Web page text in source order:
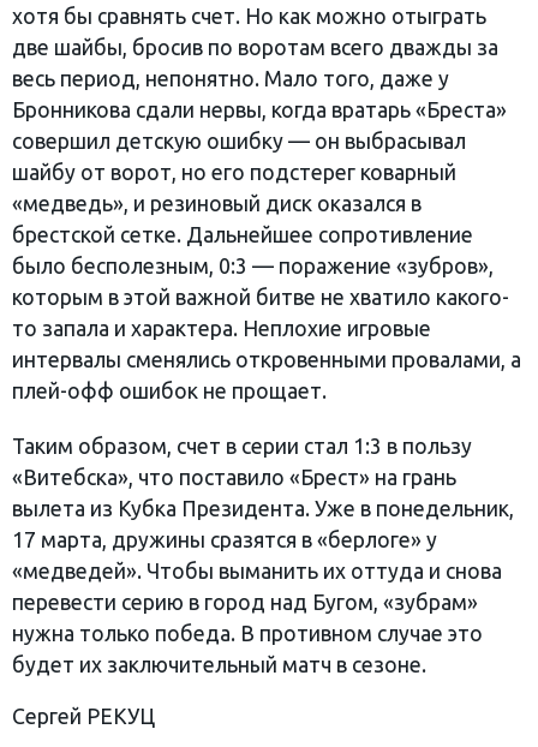
хотя бы сравнять счет. Но как можно отыграть
две шайбы, бросив по воротам всего дважды за
весь период, непонятно. Мало того, даже у
Бронникова сдали нервы, когда вратарь «Бреста»
совершил детскую ошибку — он выбрасывал
шайбу от ворот, но его подстерег коварный
«медведь», и резиновый диск оказался в
брестской сетке. Дальнейшее сопротивление
было бесполезным, 0:3 — поражение «зубров»,
которым в этой важной битве не хватило какого-
то запала и характера. Неплохие игровые
интервалы сменялись откровенными провалами, а
плей-офф ошибок не прощает.
Таким образом, счет в серии стал 1:3 в пользу
«Витебска», что поставило «Брест» на грань
вылета из Кубка Президента. Уже в понедельник,
17 марта, дружины сразятся в «берлоге» у
«медведей». Чтобы выманить их оттуда и снова
перевести серию в город над Бугом, «зубрам»
нужна только победа. В противном случае это
будет их заключительный матч в сезоне.
Сергей РЕКУЦ